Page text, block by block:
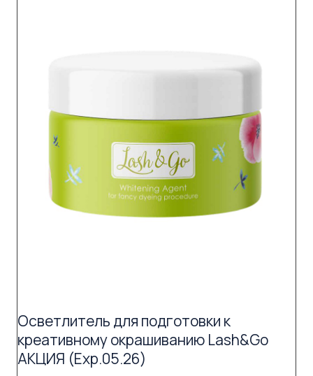
Осветлитель для подготовки к
креативному окрашиванию Lash&Go
АКЦИЯ (Exp.05.26)